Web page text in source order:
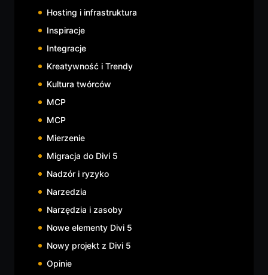
Hosting i infrastruktura
Inspiracje
Integracje
Kreatywność i Trendy
Kultura twórców
MCP
MCP
Mierzenie
Migracja do Divi 5
Nadzór i ryzyko
Narzedzia
Narzędzia i zasoby
Nowe elementy Divi 5
Nowy projekt z Divi 5
Opinie